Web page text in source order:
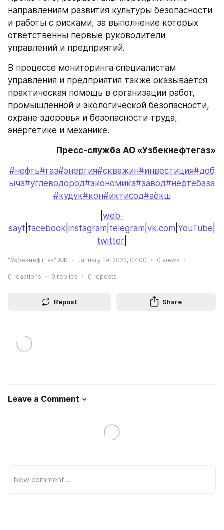
направлениям развития культуры безопасности
и работы с рисками, за выполнение которых
ответственны первые руководители
управлений и предприятий.
В процессе мониторинга специалистам
управления и предприятия также оказывается
практическая помощь в организации работ,
промышленной и экологической безопасности,
охране здоровья и безопасности труда,
энергетике и механике.
Пресс-служба АО «Узбекнефтегаз»
#нефть#газ#энергия#скважин#инвестиция#доб
ыча#углеводород#экономика#завод#нефтебаза
#қудуқ#кон#иқтисод#аёқш
web-
sayt facebook instagram telegram vk.com YouTube
twitter
“Ўзбекнефтгаз” АЖ January 19, 2022, 07:00 0 views
0 reactions 0 replies 0 reposts
Repost Share
Leave a Comment